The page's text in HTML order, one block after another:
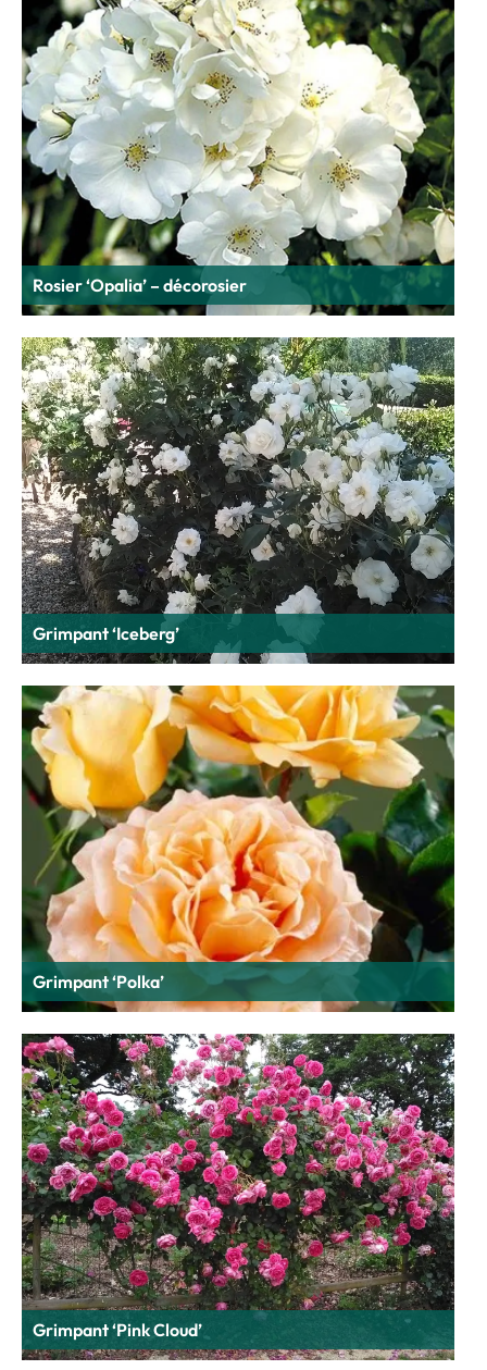
Rosier ‘Opalia’ – décorosier
Grimpant ‘Iceberg’
Grimpant ‘Polka’
Grimpant ‘Pink Cloud’